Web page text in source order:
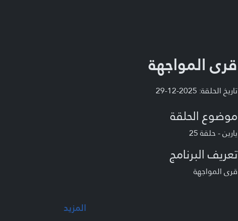
قرى المواجهة
تاريخ الحلقة: 2025-12-29
موضوع الحلقة
يارين - حلقة 25
تعريف البرنامج
قرى المواجهة
المزيد